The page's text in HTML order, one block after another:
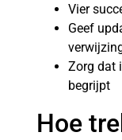
Vier
Geef
Zorg dat
begrijpt
Hoe